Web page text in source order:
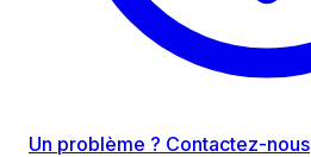
Un problème ? Contactez-nous